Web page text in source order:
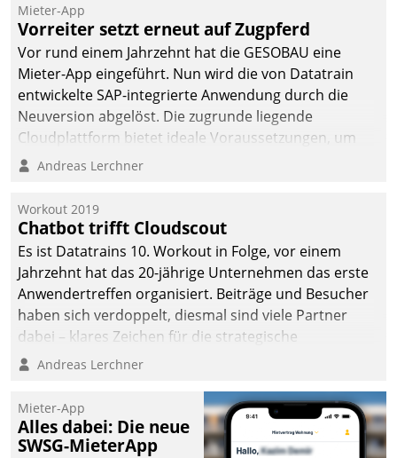
Mieter-App
Vorreiter setzt erneut auf Zugpferd
Vor rund einem Jahrzehnt hat die GESOBAU eine
Mieter-App eingeführt. Nun wird die von Datatrain
entwickelte SAP-integrierte Anwendung durch die
Neuversion abgelöst. Die zugrunde liegende
Cloudplattform bietet ideale Voraussetzungen, um
die Funktionalität der App zu erweitern und weitere
integrieren.
Andreas Lerchner
Workout 2019
Chatbot trifft Cloudscout
Es ist Datatrains 10. Workout in Folge, vor einem
Jahrzehnt hat das 20-jährige Unternehmen das erste
Anwendertreffen organisiert. Beiträge und Besucher
haben sich verdoppelt, diesmal sind viele Partner
dabei – klares Zeichen für die strategische
Fokussierung auf den Kunden.
Andreas Lerchner
Mieter-App
Alles dabei: Die neue
SWSG-MieterApp